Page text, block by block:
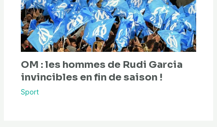
OM : les hommes de Rudi Garcia
invincibles en fin de saison !
Sport